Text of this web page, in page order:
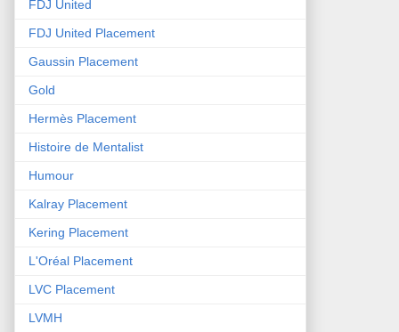
FDJ United
FDJ United Placement
Gaussin Placement
Gold
Hermès Placement
Histoire de Mentalist
Humour
Kalray Placement
Kering Placement
L'Oréal Placement
LVC Placement
LVMH